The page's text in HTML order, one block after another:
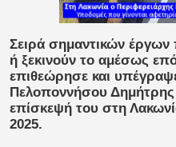
Σειρά σημαντικών έργων
ή ξεκινούν το αμέσως
επιθεώρησε και
Πελοποννήσου
επίσκεψή του στη
2025.